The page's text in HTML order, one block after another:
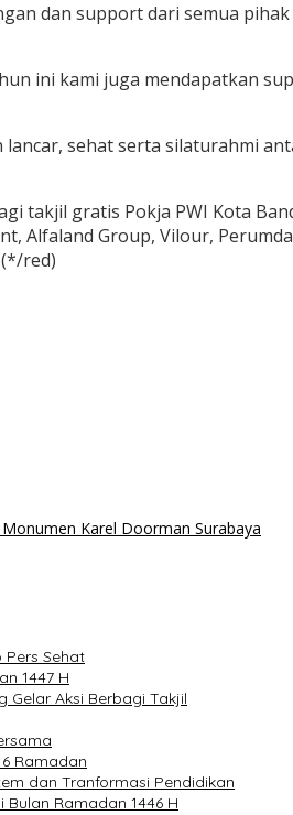
dan support dari semua
ini kami juga mendapatkan
sehat serta silaturahmi
takjil gratis Pokja PWI Kota
Alfaland Group, Vilour,
red)
Karel Doorman Surabaya
Sehat
1447 H
Gelar Aksi Berbagi Takjil
Ramadan
dan Tranformasi Pendidikan
Ramadan 1446 H